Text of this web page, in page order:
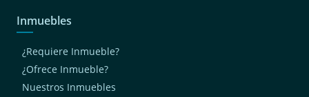
Inmuebles
¿Requiere Inmueble?
¿Ofrece Inmueble?
Nuestros Inmuebles